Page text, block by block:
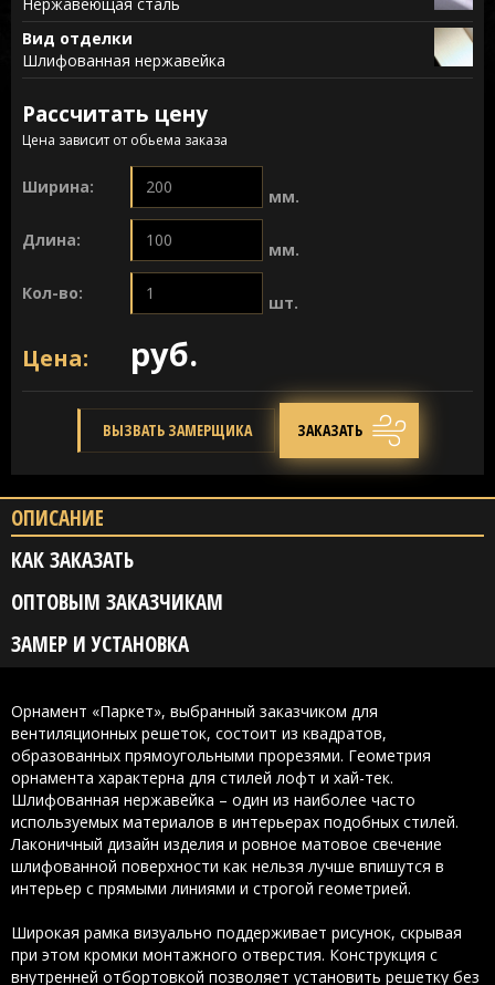
Вид отделки
Шлифованная нержавейка
Рассчитать цену
Цена зависит от обьема заказа
Ширина: мм.
Длина: мм.
Кол-во: шт.
Цена: руб.
ВЫЗВАТЬ ЗАМЕРЩИКА ЗАКАЗАТЬ
ОПИСАНИЕ
КАК ЗАКАЗАТЬ
ОПТОВЫМ ЗАКАЗЧИКАМ
ЗАМЕР И УСТАНОВКА
Орнамент «Паркет», выбранный заказчиком для
вентиляционных решеток, состоит из квадратов,
образованных прямоугольными прорезями. Геометрия
орнамента характерна для стилей лофт и хай-тек.
Шлифованная нержавейка – один из наиболее часто
используемых материалов в интерьерах подобных стилей.
Лаконичный дизайн изделия и ровное матовое свечение
шлифованной поверхности как нельзя лучше впишутся в
интерьер с прямыми линиями и строгой геометрией.
Широкая рамка визуально поддерживает рисунок, скрывая
при этом кромки монтажного отверстия. Конструкция с
внутренней отбортовкой позволяет установить решетку без